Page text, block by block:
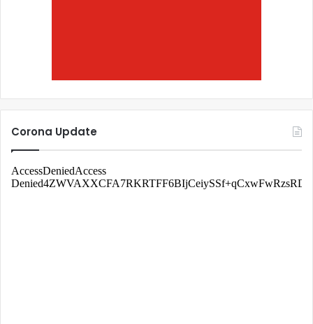
Corona Update